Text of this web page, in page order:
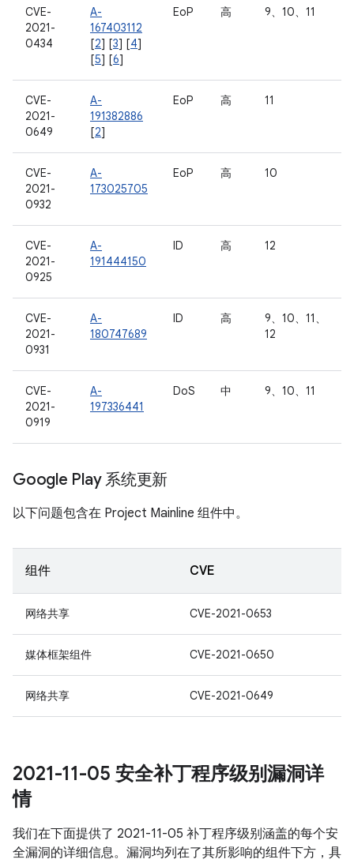
CVE-
2021-
0434
A-
167403112
[2] [3] [4]
[5] [6]
EoP 高 9、10、11
CVE-
2021-
0649
A-
191382886
[2]
EoP 高 11
CVE-
2021-
0932
A-
173025705
EoP 高 10
CVE-
2021-
0925
A-
191444150
ID 高 12
CVE-
2021-
0931
A-
180747689
ID 高
9、10、11、
12
CVE-
2021-
0919
A-
197336441
DoS 中 9、10、11
Google Play 系统更新
以下问题包含在 Project Mainline 组件中。
组件 CVE
网络共享 CVE-2021-0653
媒体框架组件 CVE-2021-0650
网络共享 CVE-2021-0649
2021-11-05 安全补丁程序级别漏洞详
情
我们在下面提供了 2021-11-05 补丁程序级别涵盖的每个安
全漏洞的详细信息。漏洞均列在了其所影响的组件下方，具